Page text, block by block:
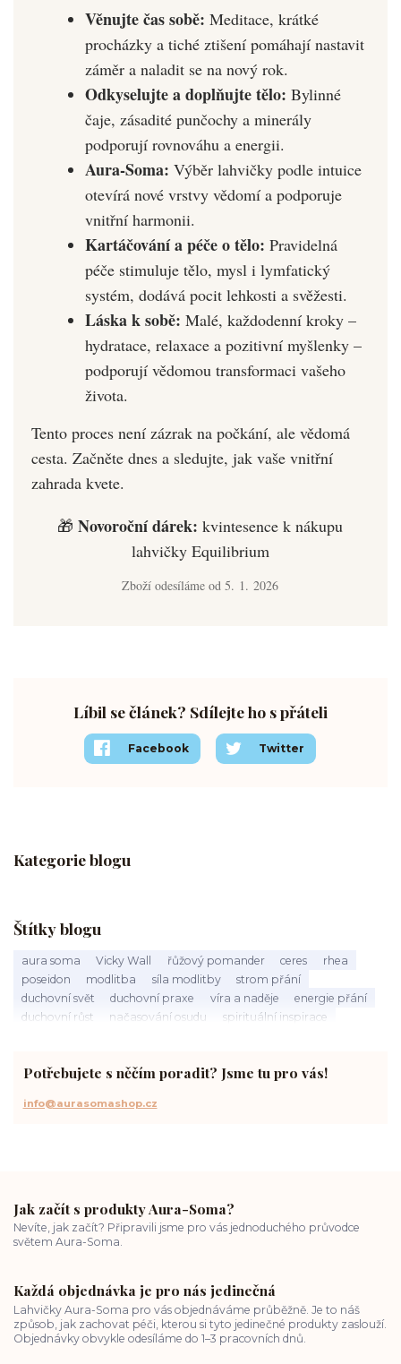
Kategorie blogu
Štítky blogu
aura soma Vicky Wall řůžový pomander ceres
rhea
poseidon
modlitba síla modlitby
strom přání
duchovní svět
duchovní praxe víra a naděje
energie přání
duchovní růst
načasování osudu
spirituální inspirace
Potřebujete s něčím poradit? Jsme tu pro vás!
info@aurasomashop.cz
Věnujte čas sobě: Meditace, krátké
procházky a tiché ztišení pomáhají nastavit
záměr a naladit se na nový rok.
Odkyselujte a doplňujte tělo: Bylinné
čaje, zásadité punčochy a minerály
podporují rovnováhu a energii.
Aura-Soma: Výběr lahvičky podle intuice
otevírá nové vrstvy vědomí a podporuje
vnitřní harmonii.
Kartáčování a péče o tělo: Pravidelná
péče stimuluje tělo, mysl i lymfatický
systém, dodává pocit lehkosti a svěžesti.
Láska k sobě: Malé, každodenní kroky –
hydratace, relaxace a pozitivní myšlenky –
podporují vědomou transformaci vašeho
života.
Tento proces není zázrak na počkání, ale vědomá
cesta. Začněte dnes a sledujte, jak vaše vnitřní
zahrada kvete.
🎁Novoroční dárek: kvintesence k nákupu
lahvičky Equilibrium
Zboží odesíláme od 5. 1. 2026
Líbil se článek? Sdílejte ho s přáteli
Facebook Twitter
Jak začít s produkty Aura-Soma?
Nevíte, jak začít? Připravili jsme pro vás jednoduchého průvodce
světem Aura-Soma.
Každá objednávka je pro nás jedinečná
Lahvičky Aura-Soma pro vás objednáváme průběžně. Je to náš
způsob, jak zachovat péči, kterou si tyto jedinečné produkty zaslouží.
Objednávky obvykle odesíláme do 1–3 pracovních dnů.